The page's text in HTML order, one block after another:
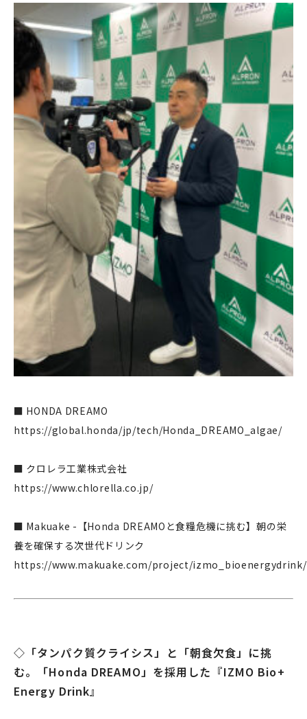
事業案内
■ HONDA DREAMO
https://global.honda/jp/tech/Honda_DREAMO_algae/
■ クロレラ工業株式会社
https://www.chlorella.co.jp/
■ Makuake -【Honda DREAMOと食糧危機に挑む】朝の栄
養を確保する次世代ドリンク
https://www.makuake.com/project/izmo_bioenergydrink/
◇「タンパク質クライシス」と「朝食欠食」に挑
む。「Honda DREAMO」を採用した『IZMO Bio+
Energy Drink』